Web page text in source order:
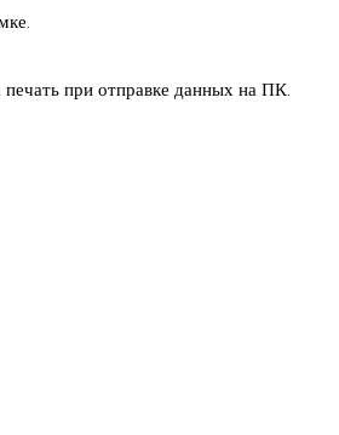
при отправке данных на ПК.